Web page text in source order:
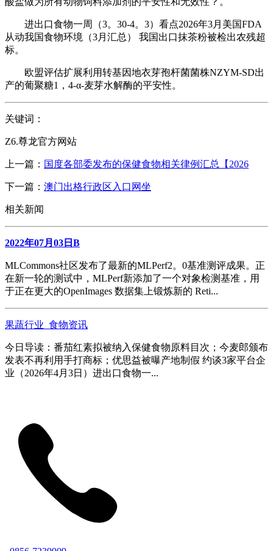
进出口食物一周（3。30-4。3）看点2026年3月美国FDA
从动我国食物环境（3月汇总） 我国出口抹茶粉被检出农残超
标。
欧盟评估扩展利用转基因地衣芽孢杆菌菌株NZYM-SD出
产的葡聚糖1，4-α-麦芽水解酶的平安性。
关键词：
Z6.尊龙官方网站
上一篇： 国度各部委发布的保健食物相关律例汇总【2026
下一篇： 澳门出格行政区入口网坐
相关新闻
2022年07月03日B
MLCommons社区发布了最新的MLPerf2。0基准测评成果。正
在新一轮的测试中，MLPerf新添加了一个对象检测基准，用
于正在更大的OpenImages 数据集上锻炼新的 Reti...
果蔬行业_食物资讯
今日导读：番茄红素拟被纳入保健食物原料目次；今麦郎颁布
发表不再利用手打商标；优思益被曝产地制假 约谈3家平台企
业（2026年4月3日）进出口食物一...